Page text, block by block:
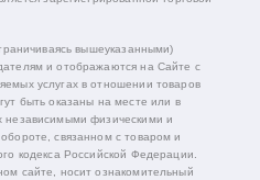
вышеуказанными)
и отображаются на Сайте с
услугах в отношении товаров
быть оказаны на месте или в
независимыми физическими и
связанном с товаром и
кодекса Российской Федерации.
сайте, носит ознакомительный